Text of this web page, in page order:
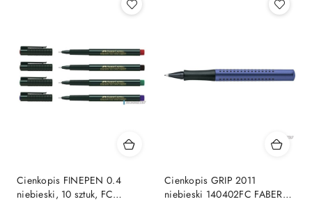
Cienkopis FINEPEN 0.4
niebieski, 10 sztuk, FC
Cienkopis GRIP 2011
niebieski 140402FC FABER